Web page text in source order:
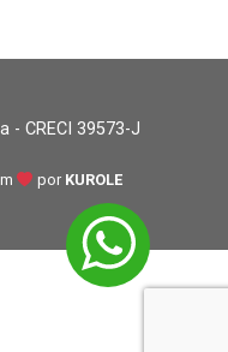
- CRECI 39573-J
por KUROLE